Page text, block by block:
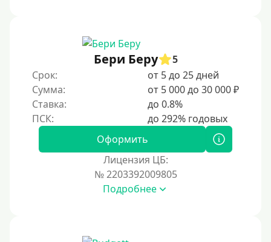
Без прописки
Без регистрации
С временной регистрацией
Без подтверждения личности
Пенсионерам до 70 лет
Бери Беру
5
Срок:
от 5 до 25 дней
Сумма:
от 5 000 до 30 000 ₽
Ставка:
до 0.8%
Оформить
Лицензия ЦБ:
№ 2203392009805
Подробнее